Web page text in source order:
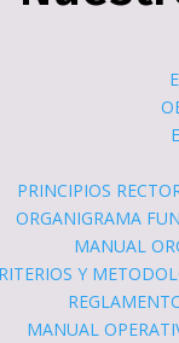
PRINCIPIOS
ORGANIGRAMA
MANUAL
Y
MANUAL